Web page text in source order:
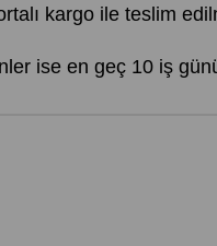
kargo ile teslim
ise en geç 10 iş